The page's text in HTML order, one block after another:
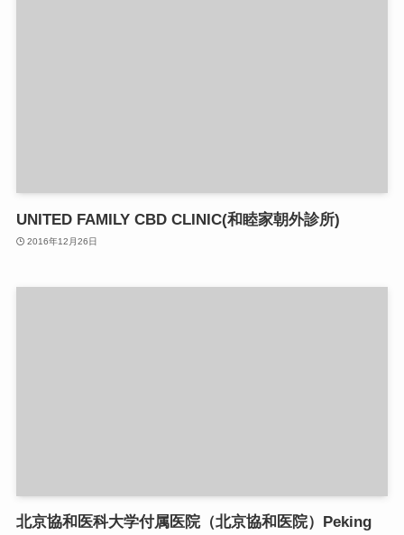
UNITED FAMILY CBD CLINIC(和睦家朝外診所)
2016年12月26日
北京協和医科大学付属医院（北京協和医院）Peking